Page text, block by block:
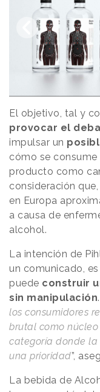
El objetivo, tal y
provocar el
impulsar un
cómo se
producto como
consideración
en Europa
a causa de
alcohol.
La intención de
un comunicado,
puede construir
sin manipulación
los consumidores
brutal como
categoría donde la
una prioridad”,
La bebida de